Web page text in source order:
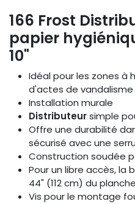
166 Frost
papier
10"
Idéal pour les zones à
d'actes de vandalisme
Installation murale
Distributeursimple
Offre une durabilité
sécurisé avec une
Construction soudée
Pour un libre accès, la
44" (112 cm) du
Vis pour le montage